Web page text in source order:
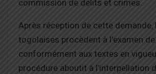
commission de délits et crimes.
Après réception de cette
togolaises procèdent à l’examen
conformément aux textes en
procédure aboutit à l’interpellation